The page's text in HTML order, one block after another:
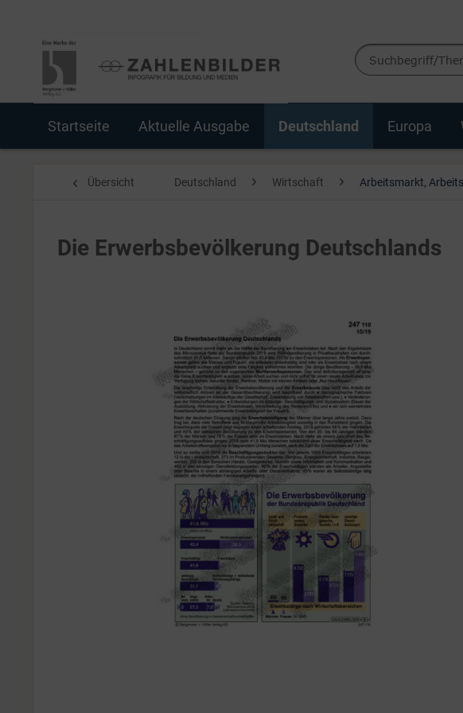
Startseite Aktuelle Ausgabe Deutschland Europa
Übersicht Deutschland Wirtschaft Arbeitsmarkt,
Die Erwerbsbevölkerung Deutschlands